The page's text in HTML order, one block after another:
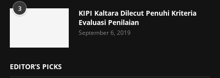
3
KIPI Kaltara Dilecut Penuhi Kriteria
Evaluasi Penilaian
September 6, 2019
EDITOR’S PICKS